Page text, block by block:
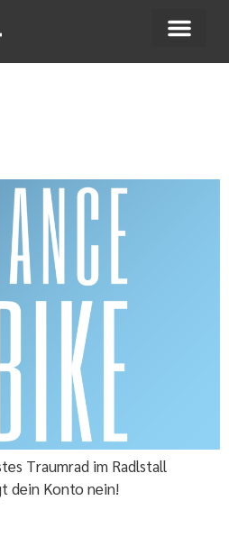
Traumrad im Radlstall
dein Konto nein!